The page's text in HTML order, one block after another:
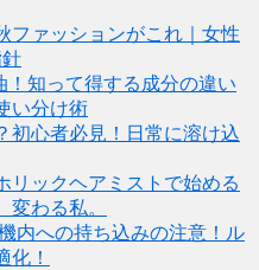
ファッションがこれ｜女性
！知って得する成分の違い
い分け術
初心者必見！日常に溶け込
リックヘアミストで始める
わる私。
内への持ち込みの注意！ル
化！